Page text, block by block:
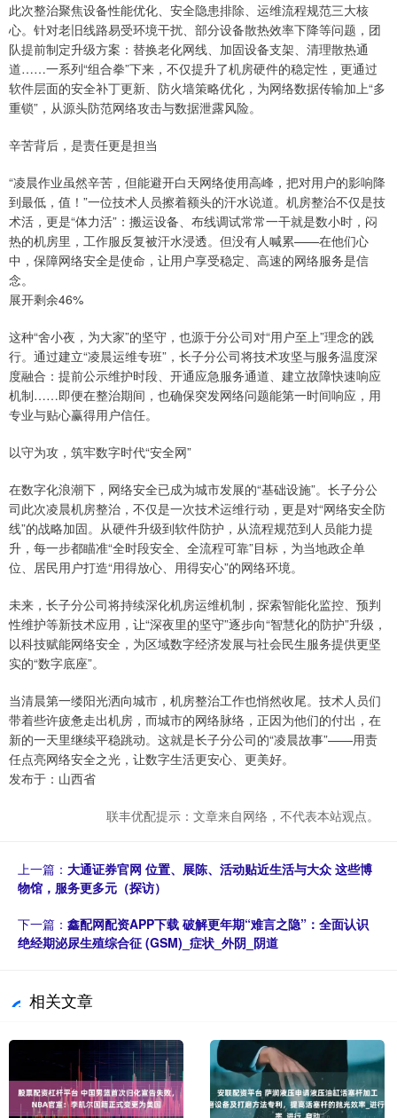
此次整治聚焦设备性能优化、安全隐患排除、运维流程规范三大核
心。针对老旧线路易受环境干扰、部分设备散热效率下降等问题，团
队提前制定升级方案：替换老化网线、加固设备支架、清理散热通
道……一系列“组合拳”下来，不仅提升了机房硬件的稳定性，更通过
软件层面的安全补丁更新、防火墙策略优化，为网络数据传输加上“多
重锁”，从源头防范网络攻击与数据泄露风险。
辛苦背后，是责任更是担当
“凌晨作业虽然辛苦，但能避开白天网络使用高峰，把对用户的影响降
到最低，值！”一位技术人员擦着额头的汗水说道。机房整治不仅是技
术活，更是“体力活”：搬运设备、布线调试常常一干就是数小时，闷
热的机房里，工作服反复被汗水浸透。但没有人喊累——在他们心
中，保障网络安全是使命，让用户享受稳定、高速的网络服务是信
念。
展开剩余46%
这种“舍小夜，为大家”的坚守，也源于分公司对“用户至上”理念的践
行。通过建立“凌晨运维专班”，长子分公司将技术攻坚与服务温度深
度融合：提前公示维护时段、开通应急服务通道、建立故障快速响应
机制……即便在整治期间，也确保突发网络问题能第一时间响应，用
专业与贴心赢得用户信任。
以守为攻，筑牢数字时代“安全网”
在数字化浪潮下，网络安全已成为城市发展的“基础设施”。长子分公
司此次凌晨机房整治，不仅是一次技术运维行动，更是对“网络安全防
线”的战略加固。从硬件升级到软件防护，从流程规范到人员能力提
升，每一步都瞄准“全时段安全、全流程可靠”目标，为当地政企单
位、居民用户打造“用得放心、用得安心”的网络环境。
未来，长子分公司将持续深化机房运维机制，探索智能化监控、预判
性维护等新技术应用，让“深夜里的坚守”逐步向“智慧化的防护”升级，
以科技赋能网络安全，为区域数字经济发展与社会民生服务提供更坚
实的“数字底座”。
当清晨第一缕阳光洒向城市，机房整治工作也悄然收尾。技术人员们
带着些许疲惫走出机房，而城市的网络脉络，正因为他们的付出，在
新的一天里继续平稳跳动。这就是长子分公司的“凌晨故事”——用责
任点亮网络安全之光，让数字生活更安心、更美好。
发布于：山西省
联丰优配提示：文章来自网络，不代表本站观点。
上一篇： 大通证券官网 位置、展陈、活动贴近生活与大众 这些博
物馆，服务更多元（探访）
下一篇： 鑫配网配资APP下载 破解更年期“难言之隐”：全面认识
绝经期泌尿生殖综合征 (GSM)_症状_外阴_阴道
相关文章